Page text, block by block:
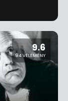
9.6
94 VÉLEMÉNY